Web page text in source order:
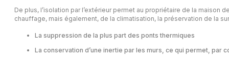
De plus, l’isolation par l’extérieur permet au propriétaire de la
chauffage, mais également, de la climatisation, la préservation de la
La suppression de la plus part des ponts thermiques
La conservation d’une inertie par les murs, ce qui permet, par